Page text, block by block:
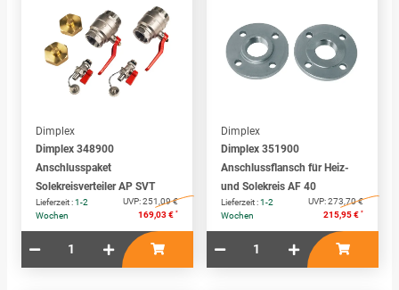
Dimplex
Dimplex 348900
Anschlusspaket
Solekreisverteiler AP SVT
Lieferzeit :1-2
Wochen
UVP:251,09 €
169,03 € *
Dimplex
Dimplex 351900
Anschlussflansch für Heiz-
und Solekreis AF 40
Lieferzeit :1-2
Wochen
UVP:273,70 €
215,95 € *